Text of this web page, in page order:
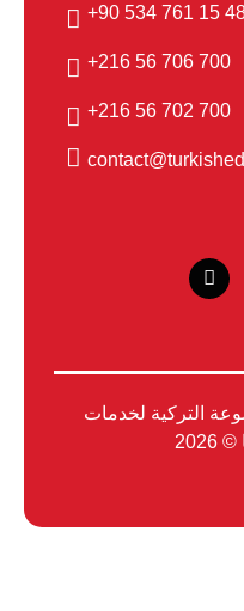
48 15 761
700 706 56 216+
700 702 56 216+
التركية لخدمات